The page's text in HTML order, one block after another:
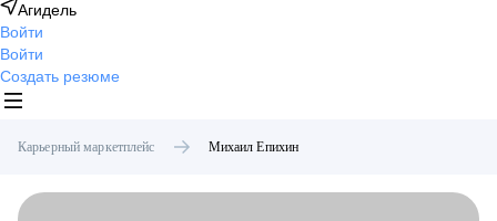
Агидель
Войти
Войти
Создать резюме
Карьерный маркетплейс Михаил Епихин